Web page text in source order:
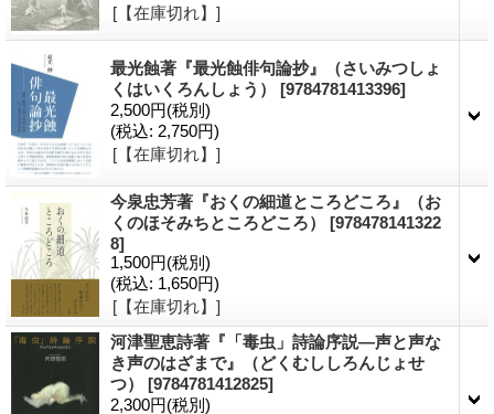
[【在庫切れ】]
最光蝕著『最光蝕俳句論抄』（さいみつしょ
くはいくろんしょう） [9784781413396]
2,500円(税別)
(税込: 2,750円)
[【在庫切れ】]
今泉忠芳著『おくの細道ところどころ』（お
くのほそみちところどころ） [978478141322
8]
1,500円(税別)
(税込: 1,650円)
[【在庫切れ】]
河津聖恵詩著『「毒虫」詩論序説―声と声な
き声のはざまで』（どくむししろんじょせ
つ） [9784781412825]
2,300円(税別)